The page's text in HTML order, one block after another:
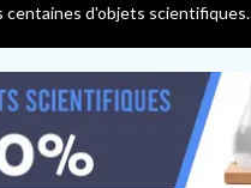
centaines d'objets scientifiques.